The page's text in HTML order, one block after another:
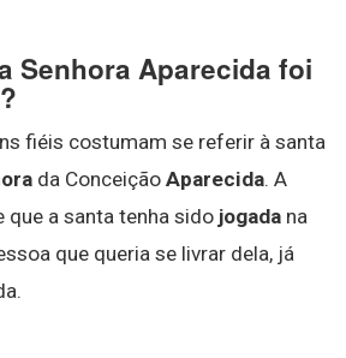
Senhora Aparecida foi
fiéis costumam se referir à santa
da Conceição Aparecida. A
que a santa tenha sido jogada na
que queria se livrar dela, já